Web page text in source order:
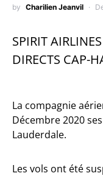
by Charilien Jeanvil
SPIRIT
DIRECTS CAP-
La compagnie
Décembre 2020
Lauderdale.
Les vols ont été